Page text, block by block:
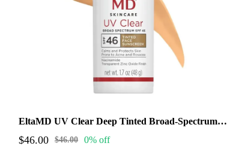
EltaMD UV Clear Deep Tinted Broad-Spectrum SPF 46 (1.7 oz tinted)
$46.00 $46.00 0% off